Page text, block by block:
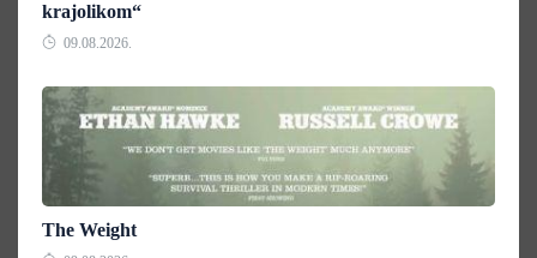
krajolikom“
09.08.2026.
The Weight